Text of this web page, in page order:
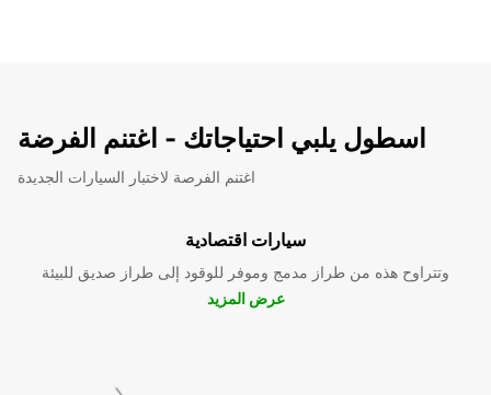
اسطول يلبي احتياجاتك - اغتنم الفرضة
اغتنم الفرصة لاختبار السيارات الجديدة
سيارات اقتصادية
وتتراوح هذه من طراز مدمج وموفر للوقود إلى طراز صديق للبيئة
عرض المزيد